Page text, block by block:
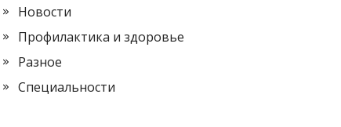
Новости
Профилактика и здоровье
Разное
Специальности